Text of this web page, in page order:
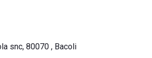
snc, 80070 , Bacoli